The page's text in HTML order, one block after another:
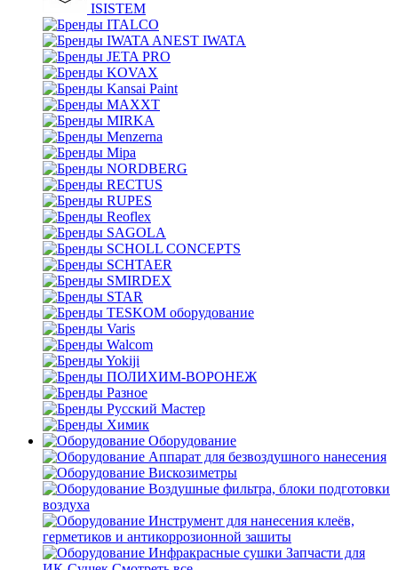
ISISTEM
ITALCO
IWATA ANEST IWATA
JETA PRO
KOVAX
Kansai Paint
MAXXT
MIRKA
Menzerna
Mipa
NORDBERG
RECTUS
RUPES
Reoflex
SAGOLA
SCHOLL CONCEPTS
SCHTAER
SMIRDEX
STAR
TESKOM оборудование
Varis
Walcom
Yokiji
ПОЛИХИМ-ВОРОНЕЖ
Разное
Русский Мастер
Химик
Оборудование
Аппарат для безвоздушного нанесения
Вискозиметры
Воздушные фильтра, блоки подготовки
воздуха
Инструмент для нанесения клеёв,
герметиков и антикоррозионной зашиты
Инфракрасные сушки Запчасти для